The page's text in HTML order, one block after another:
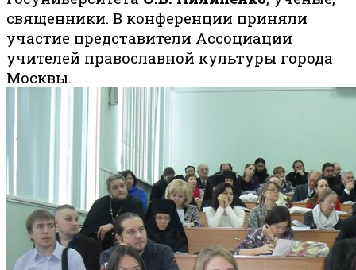
священники. В конференции приняли
участие представители Ассоциации
учителей православной культуры города
Москвы.